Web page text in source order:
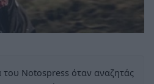
Notospress όταν αναζητάς